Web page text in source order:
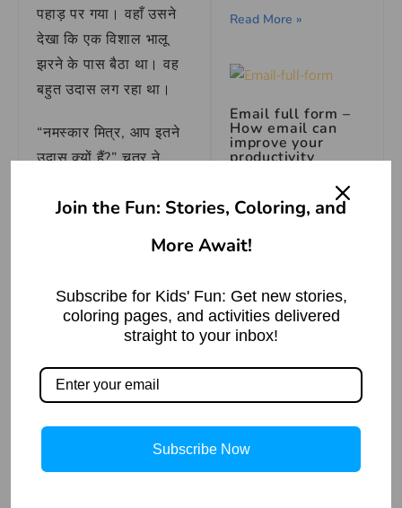
पहाड़ पर गया। वहाँ उसने
देखा कि एक विशाल भालू
झरने के पास बैठा था। वह
बहुत उदास लग रहा था।
“नमस्कार मित्र, आप इतने
उदास क्यों हैं?” चतुर ने
डरे नहीं? सभी मुझे राक्षस
“मैं आपको राक्षस नहीं, एक
अकेले मित्र के रूप में देखता
हूँ,” चतुर ने मुस्कराते हुए
कहा।
गए। “सच कहूँ तो, मैं
Read More »
Email full form –
How email can
improve your
productivity
बंदर और लकड़हारे की
Read More »
छक्के छुड़ाना मुहावरे का
Chhudana Idiom
Join the Fun: Stories, Coloring, and
More Await!
Subscribe for Kids' Fun: Get new stories,
coloring pages, and activities delivered
straight to your inbox!
Subscribe Now